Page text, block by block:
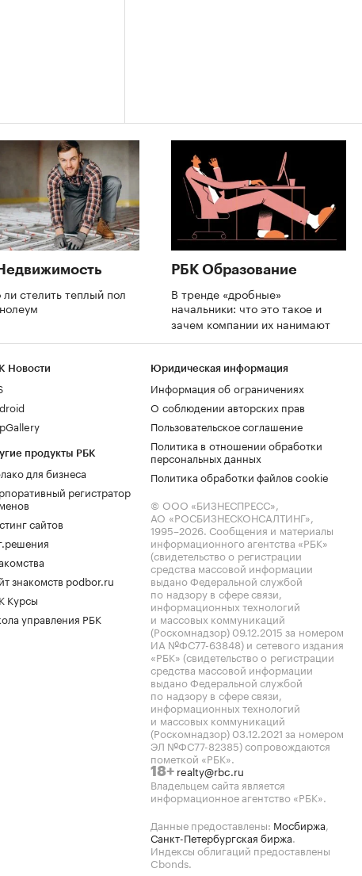
стелить теплый пол
РБК Образование
В тренде «дробные»
начальники: что это такое и
зачем компании их нанимают
Новости
продукты РБК
для бизнеса
регистратор
сайтов
знакомств podbor.ru
Курсы
управления РБК
Юридическая информация
Информация об ограничениях
О соблюдении авторских прав
Пользовательское соглашение
Политика в отношении обработки
персональных данных
Политика обработки файлов cookie
© ООО «БИЗНЕСПРЕСС»,
АО «РОСБИЗНЕСКОНСАЛТИНГ»,
1995–2026. Сообщения и материалы
информационного агентства «РБК»
(свидетельство о регистрации
средства массовой информации
выдано Федеральной службой
по надзору в сфере связи,
информационных технологий
и массовых коммуникаций
(Роскомнадзор) 09.12.2015 за номером
ИА №ФС77-63848) и сетевого издания
«РБК» (свидетельство о регистрации
средства массовой информации
выдано Федеральной службой
по надзору в сфере связи,
информационных технологий
и массовых коммуникаций
(Роскомнадзор) 03.12.2021 за номером
ЭЛ №ФС77-82385) сопровождаются
пометкой «РБК».
18+ realty@rbc.ru
Владельцем сайта является
информационное агентство «РБК».
Данные предоставлены: Мосбиржа,
Санкт-Петербургская биржа.
Индексы облигаций предоставлены
Cbonds.